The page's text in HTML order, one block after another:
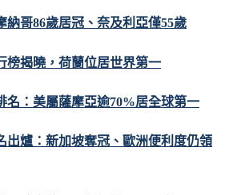
納哥86歲居冠、奈及利亞僅55歲
榜揭曉，荷蘭位居世界第一
名：美屬薩摩亞逾70%居全球第一
出爐：新加坡奪冠、歐洲便利度仍領